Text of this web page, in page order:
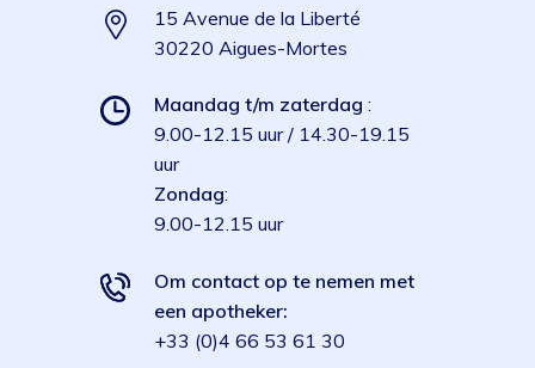
15 Avenue de la Liberté
30220 Aigues-Mortes
Maandag t/m zaterdag :
9.00-12.15 uur / 14.30-19.15
uur
Zondag:
9.00-12.15 uur
Om contact op te nemen met
een apotheker:
+33 (0)4 66 53 61 30